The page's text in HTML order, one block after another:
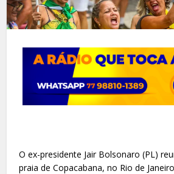
O ex-presidente Jair Bolsonaro (PL)
praia de Copacabana, no Rio de